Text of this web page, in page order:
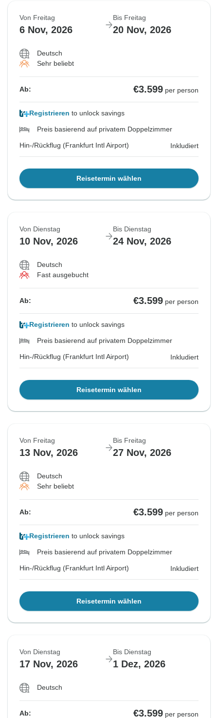
Von Freitag
6 Nov, 2026
Bis Freitag
20 Nov, 2026
Deutsch
Sehr beliebt
Ab: €3.599 per person
Registrieren to unlock savings
Preis basierend auf privatem Doppelzimmer
Hin-/Rückflug (Frankfurt Intl Airport) Inkludiert
Reisetermin wählen
Von Dienstag
10 Nov, 2026
Bis Dienstag
24 Nov, 2026
Deutsch
Fast ausgebucht
Ab: €3.599 per person
Registrieren to unlock savings
Preis basierend auf privatem Doppelzimmer
Hin-/Rückflug (Frankfurt Intl Airport) Inkludiert
Reisetermin wählen
Von Freitag
13 Nov, 2026
Bis Freitag
27 Nov, 2026
Deutsch
Sehr beliebt
Ab: €3.599 per person
Registrieren to unlock savings
Preis basierend auf privatem Doppelzimmer
Hin-/Rückflug (Frankfurt Intl Airport) Inkludiert
Reisetermin wählen
Von Dienstag
17 Nov, 2026
Bis Dienstag
1 Dez, 2026
Deutsch
Ab: €3.599 per person